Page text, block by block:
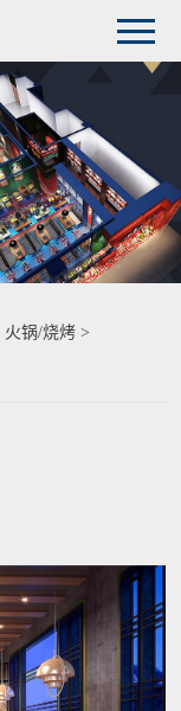
火锅/烧烤 >